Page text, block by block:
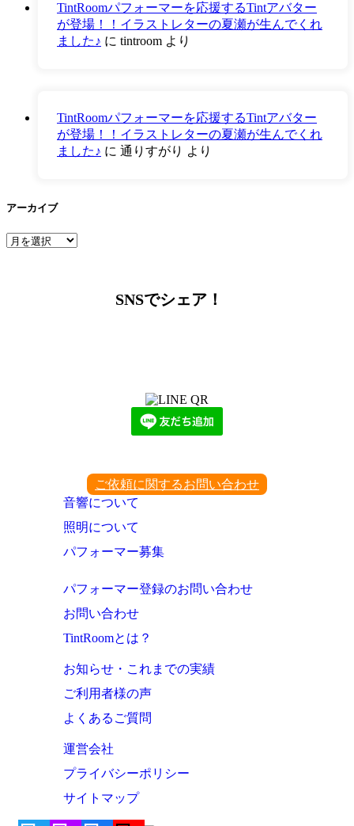
TintRoomパフォーマーを応援するTintアバター
が登場！！イラストレターの夏瀬が生んでくれ
ました♪ に tintroom より
TintRoomパフォーマーを応援するTintアバター
が登場！！イラストレターの夏瀬が生んでくれ
ました♪ に 通りすがり より
アーカイブ
ア
SNSでシェア！
ご依頼に関するお問い合わせ
音響について
照明について
パフォーマー募集
パフォーマー登録のお問い合わせ
お問い合わせ
TintRoomとは？
お知らせ・これまでの実績
ご利用者様の声
よくあるご質問
運営会社
プライバシーポリシー
サイトマップ